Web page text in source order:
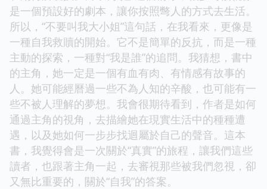
是一個預設好的劇本，讓你按照彆人的方式去生活。
所以，“不要叫我大小姐”這句話，在我看來，更像是
一種自我救贖的開始。它不是簡單的反抗，而是一種
主動的探索，一種對“我是誰”的追問。我猜想，書中
的主角，她一定是一個有血有肉、有情感有故事的
人。她可能經曆過一些不為人知的辛酸，也可能有一
些不被人理解的夢想。我會很期待看到，作者是如何
通過主角的視角，去描繪她在現實生活中的種種遭
遇，以及她如何一步步找迴屬於自己的聲音。這本
書，我覺得會是一次關於“真實”的旅程，讓我們這些
讀者，也跟著主角一起，去審視那些被我們忽視，卻
又無比重要的，關於“自我”的答案。